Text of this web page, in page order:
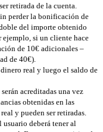
retirada de la cuenta.
perder la bonificación de
del importe obtenido
si un cliente hace
de 10€ adicionales –
de 40€).
real y luego el saldo de
acreditadas una vez
obtenidas en las
y pueden ser retiradas.
usuario deberá tener al